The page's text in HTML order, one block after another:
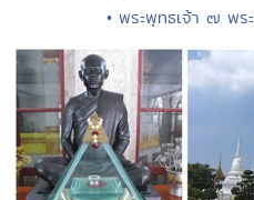
• พระพุทธเจ้า ๗ พร